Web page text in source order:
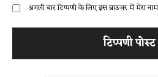
अगली बार टिप्पणी के लिए इस ब्राउज़र में मेरा